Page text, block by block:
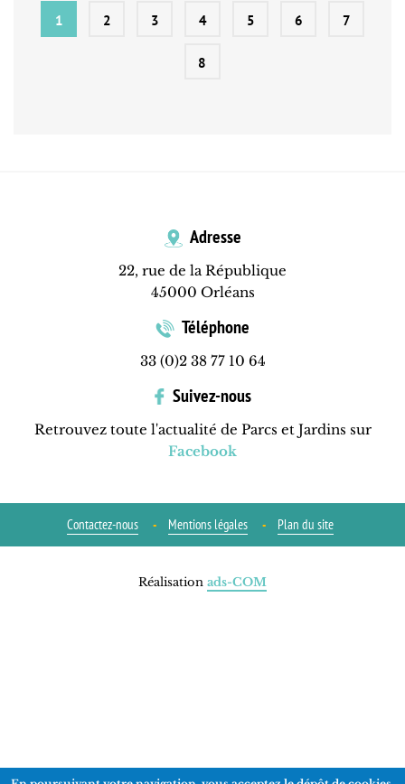
1 2 3 4 5 6 7
8
Adresse
22, rue de la République
45000 Orléans
Téléphone
33 (0)2 38 77 10 64
Suivez-nous
Retrouvez toute l'actualité de Parcs et Jardins sur
Facebook
Contactez-nous Mentions légales Plan du site
Réalisation ads-COM